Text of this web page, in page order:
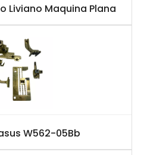
Liviano Maquina Plana
W562-05Bb